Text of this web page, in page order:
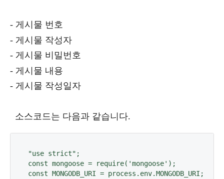
- 게시물 번호
- 게시물 작성자
- 게시물 비밀번호
- 게시물 내용
- 게시물 작성일자
소스코드는 다음과 같습니다.
"use strict";
const mongoose = require('mongoose');
const MONGODB_URI = process.env.MONGODB_URI;